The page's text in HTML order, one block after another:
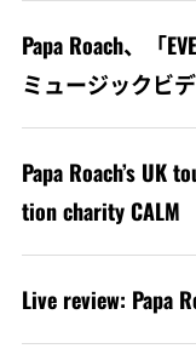
Papa Roach、「
ミュージックビ
Papa Roach’s UK
tion charity CALM
Live review: Papa